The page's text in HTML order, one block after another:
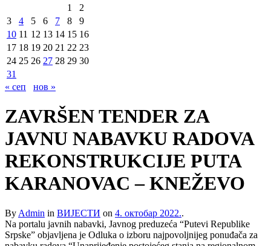
1
2
3
4 5 6 7 8
9
10 11 12 13 14 15 16
17 18 19 20 21 22 23
24 25 26 27 28 29 30
31
« сеп
нов »
ZAVRŠEN TENDER ZA
JAVNU NABAVKU RADOVA
REKONSTRUKCIJE PUTA
KARANOVAC – KNEŽEVO
By Admin in ВИЈЕСТИ on 4. октобар 2022..
Na portalu javnih nabavki, Javnog preduzeća “Putevi Republike
Srpske” objavljena je Odluka o izboru najpovoljnijeg ponuđača za